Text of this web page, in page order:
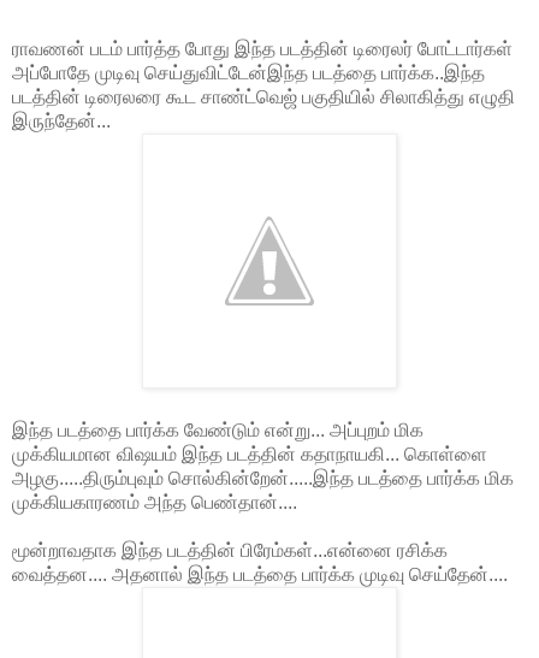
ராவணன் படம் பார்த்த போது இந்த படத்தின் டிரைலர் போட்டார்கள்
அப்போதே முடிவு செய்துவிட்டேன்இந்த படத்தை பார்க்க..இந்த
படத்தின் டிரைலரை கூட சாண்ட்வெஜ் பகுதியில் சிலாகித்து எழுதி
இருந்தேன்...
இந்த படத்தை பார்க்க வேண்டும் என்று... அப்புறம் மிக
முக்கியமான விஷயம் இந்த படத்தின் கதாநாயகி... கொள்ளை
அழகு.....திரும்புவும் சொல்கின்றேன்.....இந்த படத்தை பார்க்க மிக
முக்கியகாரணம் அந்த பெண்தான்....
மூன்றாவதாக இந்த படத்தின் பிரேம்கள்...என்னை ரசிக்க
வைத்தன.... அதனால் இந்த படத்தை பார்க்க முடிவு செய்தேன்....